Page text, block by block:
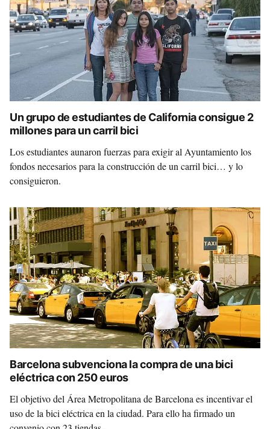
Un grupo de estudiantes de California consigue 2
millones para un carril bici
Los estudiantes aunaron fuerzas para exigir al Ayuntamiento los
fondos necesarios para la construcción de un carril bici… y lo
consiguieron.
Barcelona subvenciona la compra de una bici
eléctrica con 250 euros
El objetivo del Área Metropolitana de Barcelona es incentivar el
uso de la bici eléctrica en la ciudad. Para ello ha firmado un